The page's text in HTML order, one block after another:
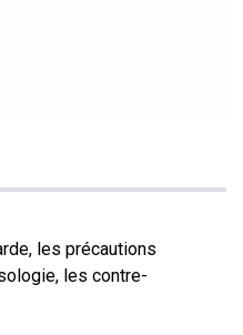
les précautions
les contre-